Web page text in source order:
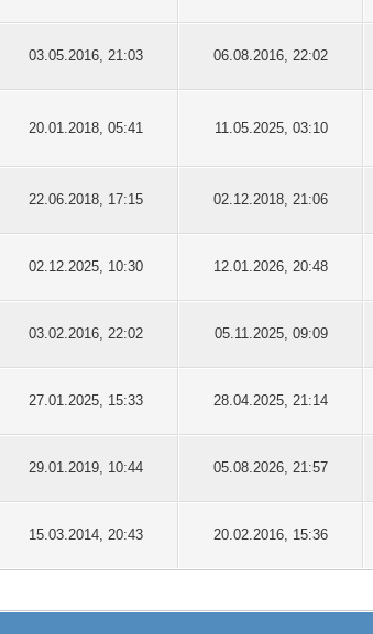
03.05.2016, 21:03 06.08.2016, 22:02
20.01.2018, 05:41 11.05.2025, 03:10
22.06.2018, 17:15 02.12.2018, 21:06
02.12.2025, 10:30 12.01.2026, 20:48
03.02.2016, 22:02 05.11.2025, 09:09
27.01.2025, 15:33 28.04.2025, 21:14
29.01.2019, 10:44 05.08.2026, 21:57
15.03.2014, 20:43 20.02.2016, 15:36